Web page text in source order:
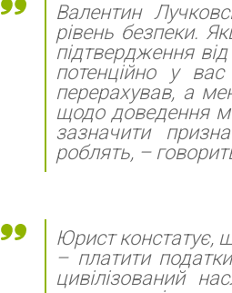
Валентин
рівень безпеки.
підтвердження
потенційно у
перерахував, а
щодо доведення
зазначити
роблять, –
Юрист констатує,
– платити
цивілізований